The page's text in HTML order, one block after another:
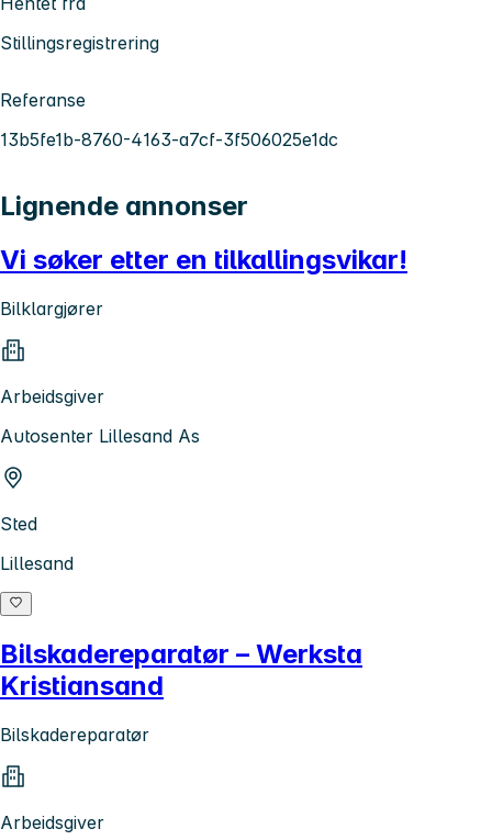
Stillingsregistrering
Referanse
13b5fe1b-8760-4163-a7cf-3f506025e1dc
Lignende annonser
Vi søker etter en tilkallingsvikar!
Bilklargjører
Arbeidsgiver
Autosenter Lillesand As
Sted
Lillesand
Bilskadereparatør – Werksta
Kristiansand
Bilskadereparatør
Arbeidsgiver